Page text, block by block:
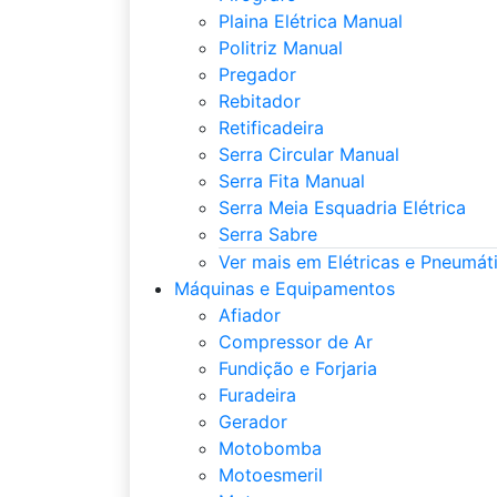
Plaina Elétrica Manual
Politriz Manual
Pregador
Rebitador
Retificadeira
Serra Circular Manual
Serra Fita Manual
Serra Meia Esquadria Elétrica
Serra Sabre
Ver mais em Elétricas e
Máquinas e Equipamentos
Afiador
Compressor de Ar
Fundição e Forjaria
Furadeira
Gerador
Motobomba
Motoesmeril